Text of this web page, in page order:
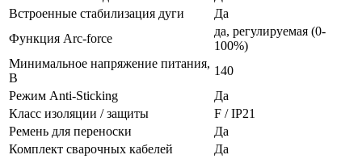
Встроенные стабилизация дуги
Да
Функция Arc-force
да, регулируемая (0-
100%)
Минимальное напряжение питания,
В
140
Режим Anti-Sticking
Да
Класс изоляции / защиты
F / IP21
Ремень для переноски
Да
Комплект сварочных кабелей
Да